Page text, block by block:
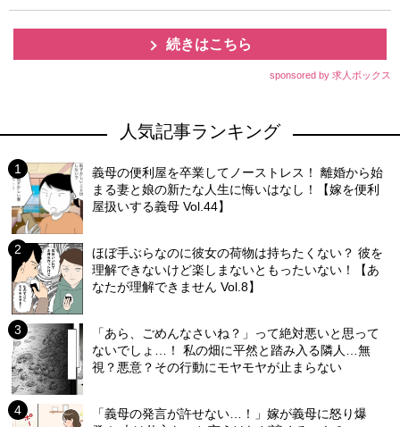
続きはこちら
sponsored by 求人ボックス
人気記事ランキング
義母の便利屋を卒業してノーストレス！ 離婚から始
まる妻と娘の新たな人生に悔いはなし！【嫁を便利
屋扱いする義母 Vol.44】
ほぼ手ぶらなのに彼女の荷物は持ちたくない？ 彼を
理解できないけど楽しまないともったいない！【あ
なたが理解できません Vol.8】
「あら、ごめんなさいね？」って絶対悪いと思って
ないでしょ…！ 私の畑に平然と踏み入る隣人…無
視？悪意？その行動にモヤモヤが止まらない
「義母の発言が許せない…！」嫁が義母に怒り爆